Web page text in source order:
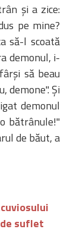
şi a zice:
pe mine?
să-l scoată
demonul, i-
să beau
demone". Şi
demonul
bătrânule!"
de băut, a
suflet